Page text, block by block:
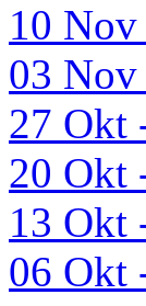
10
03
27 Okt
20 Okt
13 Okt
06 Okt